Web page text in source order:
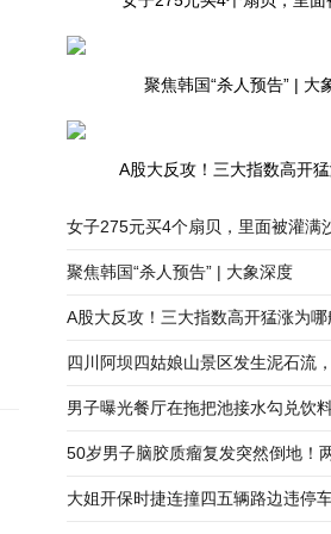
聚焦韩国“杀人预告” | 大
A股大反攻！三大指数高开
女子275元买4个扇贝，里面被灌满
聚焦韩国“杀人预告” | 大象深度
A股大反攻！三大指数高开猛涨为哪
四川阿坝四姑娘山景区发生泥石流，
男子曝光餐厅在拖把池接水勾兑饮
50岁男子脑胶质瘤复发突然倒地！
大姐开保时捷连撞四五辆路边违停